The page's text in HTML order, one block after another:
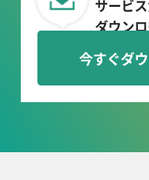
サービ
ダウン
今すぐダ